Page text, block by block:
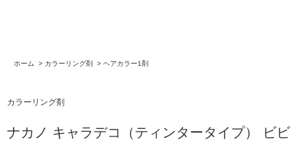
ホーム > カラーリング剤 > ヘアカラー1剤
カラーリング剤
ナカノ キャラデコ（ティンタータイプ） ビビ